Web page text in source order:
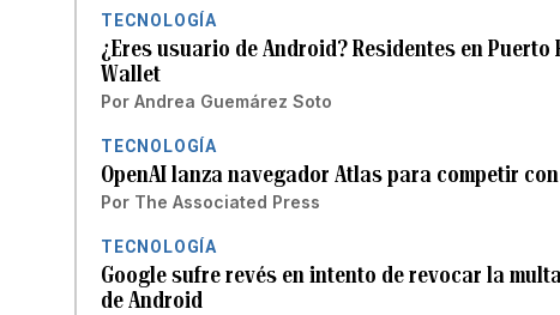
TECNOLOGÍA
¿Eres usuario de Android? Residentes en
Wallet
Por Andrea Guemárez Soto
TECNOLOGÍA
OpenAI lanza navegador Atlas para competir
Por The Associated Press
TECNOLOGÍA
Google sufre revés en intento de revocar la
de Android